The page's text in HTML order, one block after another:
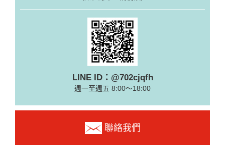
LINE ID：@702cjqfh
週一至週五 8:00～18:00
聯絡我們